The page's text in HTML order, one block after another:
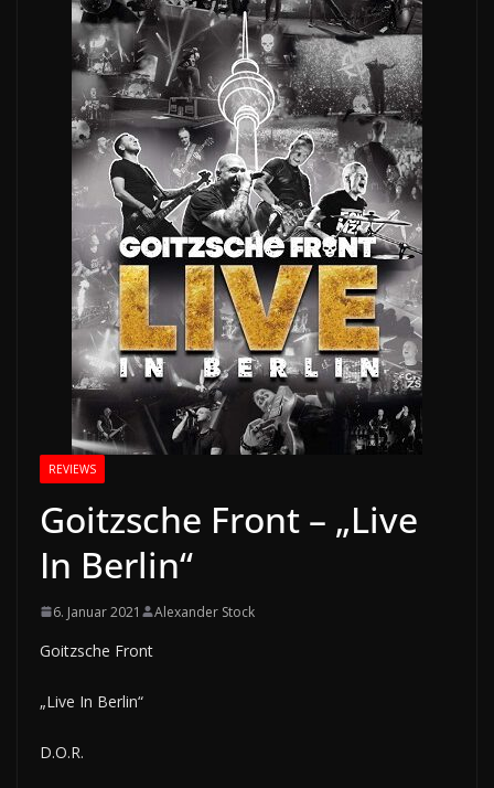
REVIEWS
Goitzsche Front – „Live
In Berlin“
6. Januar 2021 Alexander Stock
Goitzsche Front
„Live In Berlin“
D.O.R.